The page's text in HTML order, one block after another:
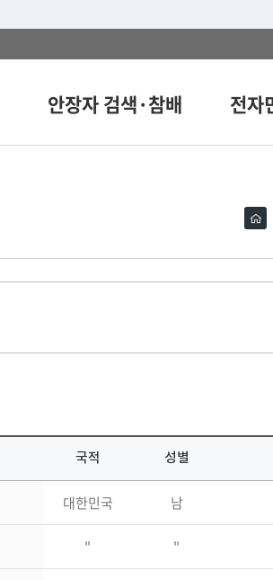
안장자 검색·참배 전자
홈
국적 성별
대한민국 남
" "